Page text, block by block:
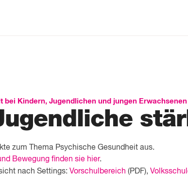
Kindern, Jugendlichen und jungen Erwachsenen
zum Thema Psychische Gesundheit aus.
Bewegung finden sie hier.
nach Settings: Vorschulbereich (PDF),